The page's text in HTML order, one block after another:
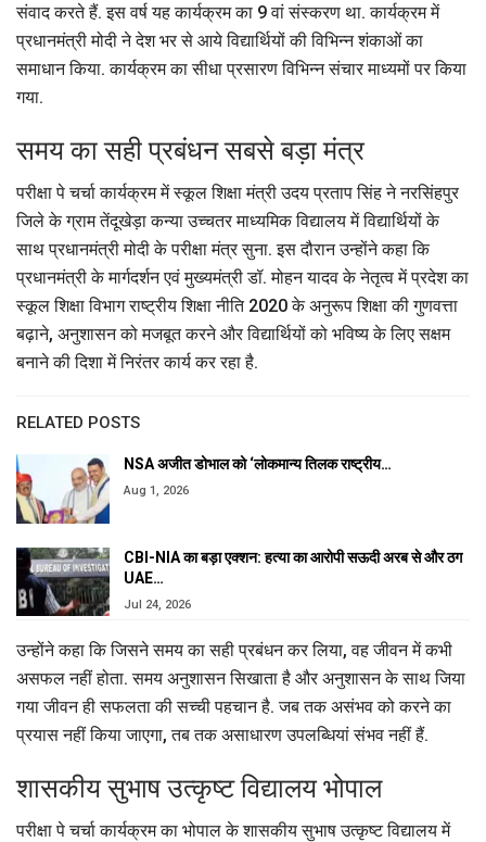
संवाद करते हैं. इस वर्ष यह कार्यक्रम का 9 वां संस्करण था. कार्यक्रम में
प्रधानमंत्री मोदी ने देश भर से आये विद्यार्थियों की विभिन्न शंकाओं का
समाधान किया. कार्यक्रम का सीधा प्रसारण विभिन्न संचार माध्यमों पर किया
गया.
समय का सही प्रबंधन सबसे बड़ा मंत्र
परीक्षा पे चर्चा कार्यक्रम में स्कूल शिक्षा मंत्री उदय प्रताप सिंह ने नरसिंहपुर
जिले के ग्राम तेंदूखेड़ा कन्या उच्चतर माध्यमिक विद्यालय में विद्यार्थियों के
साथ प्रधानमंत्री मोदी के परीक्षा मंत्र सुना. इस दौरान उन्होंने कहा कि
प्रधानमंत्री के मार्गदर्शन एवं मुख्यमंत्री डॉ. मोहन यादव के नेतृत्व में प्रदेश का
स्कूल शिक्षा विभाग राष्ट्रीय शिक्षा नीति 2020 के अनुरूप शिक्षा की गुणवत्ता
बढ़ाने, अनुशासन को मजबूत करने और विद्यार्थियों को भविष्य के लिए सक्षम
बनाने की दिशा में निरंतर कार्य कर रहा है.
RELATED POSTS
NSA अजीत डोभाल को ‘लोकमान्य तिलक राष्ट्रीय…
Aug 1, 2026
CBI-NIA का बड़ा एक्शन: हत्या का आरोपी सऊदी अरब से और ठग
UAE…
Jul 24, 2026
उन्होंने कहा कि जिसने समय का सही प्रबंधन कर लिया, वह जीवन में कभी
असफल नहीं होता. समय अनुशासन सिखाता है और अनुशासन के साथ जिया
गया जीवन ही सफलता की सच्ची पहचान है. जब तक असंभव को करने का
प्रयास नहीं किया जाएगा, तब तक असाधारण उपलब्धियां संभव नहीं हैं.
शासकीय सुभाष उत्कृष्ट विद्यालय भोपाल
परीक्षा पे चर्चा कार्यक्रम का भोपाल के शासकीय सुभाष उत्कृष्ट विद्यालय में